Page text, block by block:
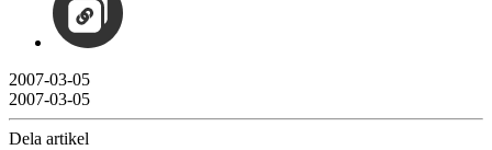
2007-03-05
2007-03-05
Dela artikel